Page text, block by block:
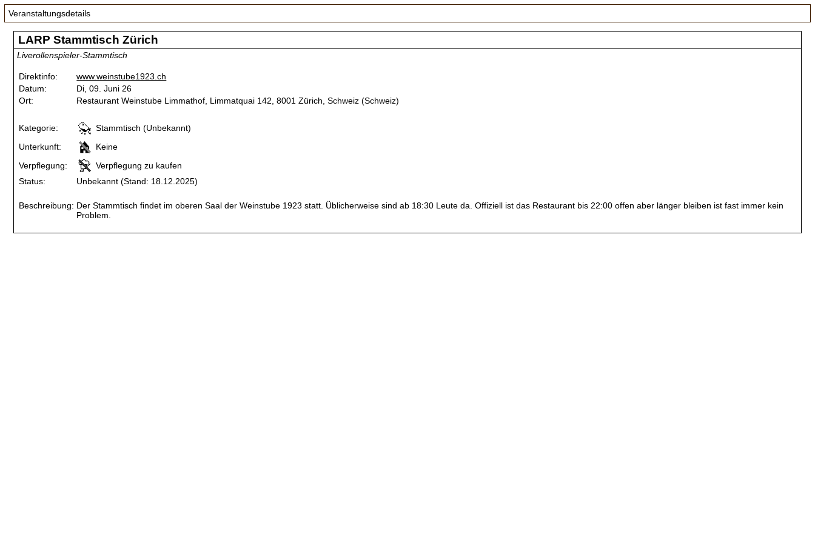
Veranstaltungsdetails
LARP Stammtisch Zürich
Liverollenspieler-Stammtisch
Direktinfo:
www.weinstube1923.ch
Datum:
Di, 09. Juni 26
Ort:
Restaurant Weinstube Limmathof, Limmatquai 142, 8001 Zürich, Schweiz (Schweiz)
Kategorie:
Stammtisch (Unbekannt)
Unterkunft:
Keine
Verpflegung:
Verpflegung zu kaufen
Status:
Unbekannt (Stand: 18.12.2025)
Beschreibung: Der Stammtisch findet im oberen Saal der Weinstube 1923 statt. Üblicherweise sind ab 18:30 Leute da. Offiziell ist das Restaurant bis 22:00 offen aber länger bleiben ist fast immer kein
Problem.